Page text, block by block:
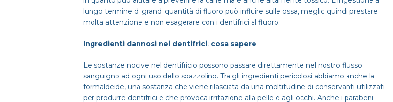
lungo termine di grandi quantità di fluoro può influire sulle ossa, meglio quindi prestare
molta attenzione e non esagerare con i dentifrici al fluoro.
Ingredienti dannosi nei dentifrici: cosa sapere
Le sostanze nocive nel dentifricio possono passare direttamente nel nostro flusso
sanguigno ad ogni uso dello spazzolino. Tra gli ingredienti pericolosi abbiamo anche la
formaldeide, una sostanza che viene rilasciata da una moltitudine di conservanti utilizzati
per produrre dentifrici e che provoca irritazione alla pelle e agli occhi. Anche i parabeni